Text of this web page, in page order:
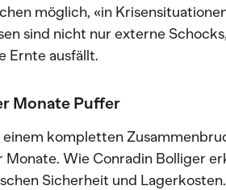
möglich, «in
sind nicht nur externe
Ernte ausfällt.
Monate Puffer
einem kompletten
Monate. Wie Conradin Bolliger
Sicherheit und